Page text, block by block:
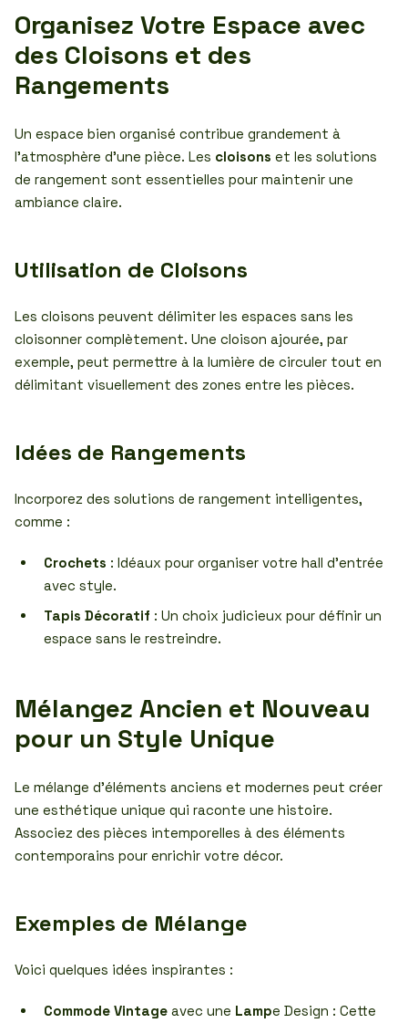
Organisez Votre Espace avec
des Cloisons et des
Rangements
Un espace bien organisé contribue grandement à
l’atmosphère d’une pièce. Les cloisons et les solutions
de rangement sont essentielles pour maintenir une
ambiance claire.
Utilisation de Cloisons
Les cloisons peuvent délimiter les espaces sans les
cloisonner complètement. Une cloison ajourée, par
exemple, peut permettre à la lumière de circuler tout en
délimitant visuellement des zones entre les pièces.
Idées de Rangements
Incorporez des solutions de rangement intelligentes,
comme :
Crochets : Idéaux pour organiser votre hall d’entrée
avec style.
Tapis Décoratif : Un choix judicieux pour définir un
espace sans le restreindre.
Mélangez Ancien et Nouveau
pour un Style Unique
Le mélange d’éléments anciens et modernes peut créer
une esthétique unique qui raconte une histoire.
Associez des pièces intemporelles à des éléments
contemporains pour enrichir votre décor.
Exemples de Mélange
Voici quelques idées inspirantes :
Commode Vintage avec une Lampe Design : Cette